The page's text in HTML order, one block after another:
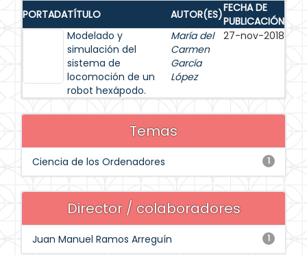
PORTADATÍTULO AUTOR(ES)FECHA DE
PUBLICACIÓN
Modelado y
simulación del
sistema de
locomoción de un
robot hexápodo.
María del
Carmen
García
López
27-nov-2018
Temas
1
Ciencia de los Ordenadores
Director / colaboradores
1
Juan Manuel Ramos Arreguín